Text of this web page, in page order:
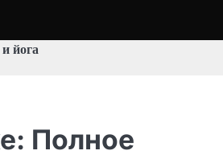
йога
Полное